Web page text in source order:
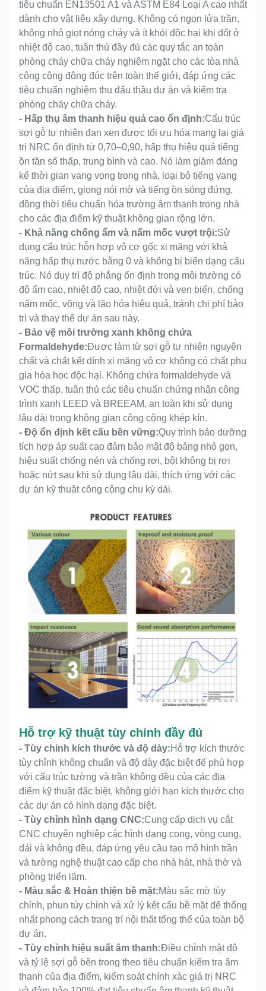
trường Formaldehyde
Chức năng cốt
lõi
Hấp thụ âm thanh hiệu quả
cao và trang trí không gian
Giấy chứng
nhận
CE,FSC,EN 13501-1
B,ASTM E84 Loại A,
tiêu chuẩn EN13501 A1 và ASTM E84 Loại A cao nhất
dành cho vật liệu xây dựng. Không có ngọn lửa trần,
không nhỏ giọt nóng chảy và ít khói độc hại khi đốt ở
nhiệt độ cao, tuân thủ đầy đủ các quy tắc an toàn
phòng cháy chữa cháy nghiêm ngặt cho các tòa nhà
công cộng đông đúc trên toàn thế giới, đáp ứng các
tiêu chuẩn nghiệm thu đấu thầu dự án và kiểm tra
phòng cháy chữa cháy.
- Hấp thụ âm thanh hiệu quả cao ổn định:Cấu trúc
sợi gỗ tự nhiên đan xen được tối ưu hóa mang lại giá
trị NRC ổn định từ 0,70–0,90, hấp thụ hiệu quả tiếng
ồn tần số thấp, trung bình và cao. Nó làm giảm đáng
kể thời gian vang vọng trong nhà, loại bỏ tiếng vang
của địa điểm, giọng nói mờ và tiếng ồn sóng đứng,
đồng thời tiêu chuẩn hóa trường âm thanh trong nhà
cho các địa điểm kỹ thuật không gian rộng lớn.
- Khả năng chống ẩm và nấm mốc vượt trội:Sử
dụng cấu trúc hỗn hợp vô cơ gốc xi măng với khả
năng hấp thụ nước bằng 0 và không bị biến dạng cấu
trúc. Nó duy trì độ phẳng ổn định trong môi trường có
độ ẩm cao, nhiệt độ cao, nhiệt đới và ven biển, chống
nấm mốc, võng và lão hóa hiệu quả, tránh chi phí bảo
trì và thay thế dự án sau này.
- Bảo vệ môi trường xanh không chứa
Formaldehyde:Được làm từ sợi gỗ tự nhiên nguyên
chất và chất kết dính xi măng vô cơ không có chất phụ
gia hóa học độc hại. Không chứa formaldehyde và
VOC thấp, tuân thủ các tiêu chuẩn chứng nhận công
trình xanh LEED và BREEAM, an toàn khi sử dụng
lâu dài trong không gian công cộng khép kín.
- Độ ổn định kết cấu bền vững:Quy trình bảo dưỡng
tích hợp áp suất cao đảm bảo mật độ bảng nhỏ gọn,
hiệu suất chống nén và chống rơi, bột không bị rơi
hoặc nứt sau khi sử dụng lâu dài, thích ứng với các
dự án kỹ thuật công cộng chu kỳ dài.
Hỗ trợ kỹ thuật tùy chỉnh đầy đủ
- Tùy chỉnh kích thước và độ dày:Hỗ trợ kích thước
tùy chỉnh không chuẩn và độ dày đặc biệt để phù hợp
với cấu trúc tường và trần không đều của các địa
điểm kỹ thuật đặc biệt, không giới hạn kích thước cho
các dự án có hình dạng đặc biệt.
- Tùy chỉnh hình dạng CNC:Cung cấp dịch vụ cắt
CNC chuyên nghiệp các hình dạng cong, vòng cung,
dải và không đều, đáp ứng yêu cầu tạo mô hình trần
và tường nghệ thuật cao cấp cho nhà hát, nhà thờ và
phòng triển lãm.
- Màu sắc & Hoàn thiện bề mặt:Màu sắc mờ tùy
chỉnh, phun tùy chỉnh và xử lý kết cấu bề mặt để thống
nhất phong cách trang trí nội thất tổng thể của toàn bộ
dự án.
- Tùy chỉnh hiệu suất âm thanh:Điều chỉnh mật độ
và tỷ lệ sợi gỗ bên trong theo tiêu chuẩn kiểm tra âm
thanh của địa điểm, kiểm soát chính xác giá trị NRC